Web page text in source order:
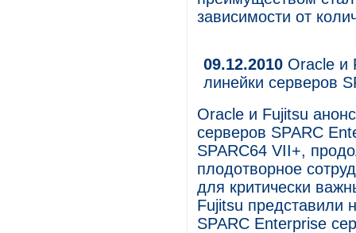
зависимости от
09.12.2010 Oracle и
линейки серверов
Oracle и Fujitsu
серверов SPARC
SPARC64 VII+,
плодотворное
для критически
Fujitsu представили
SPARC Enterprise